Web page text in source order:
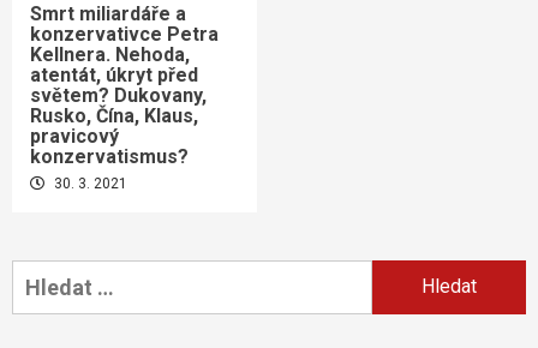
Smrt miliardáře a
konzervativce Petra
Kellnera. Nehoda,
atentát, úkryt před
světem? Dukovany,
Rusko, Čína, Klaus,
pravicový
konzervatismus?
30. 3. 2021
Vyhledávání